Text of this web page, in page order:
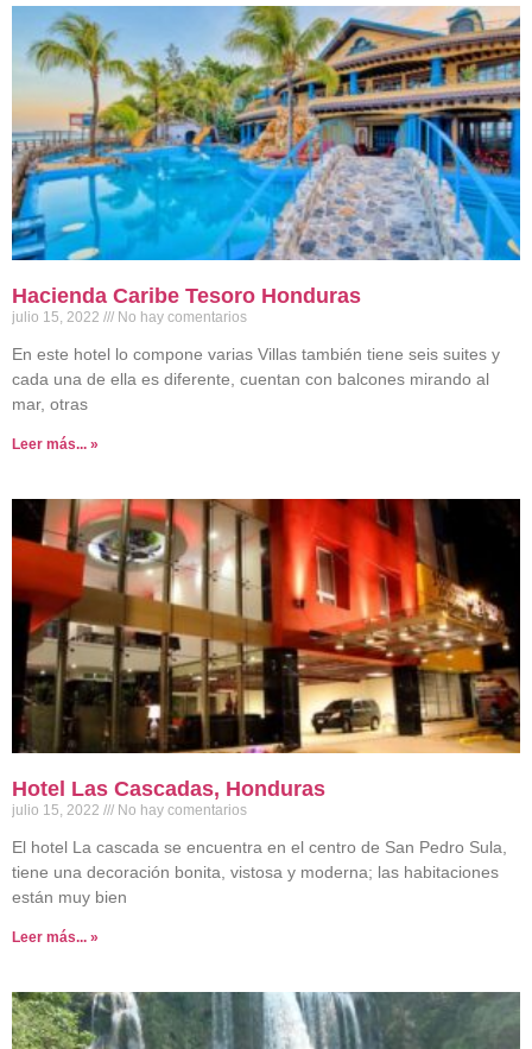
Hacienda Caribe Tesoro Honduras
julio 15, 2022 No hay comentarios
En este hotel lo compone varias Villas también tiene seis suites y
cada una de ella es diferente, cuentan con balcones mirando al
mar, otras
Leer más... »
Hotel Las Cascadas, Honduras
julio 15, 2022 No hay comentarios
El hotel La cascada se encuentra en el centro de San Pedro Sula,
tiene una decoración bonita, vistosa y moderna; las habitaciones
están muy bien
Leer más... »